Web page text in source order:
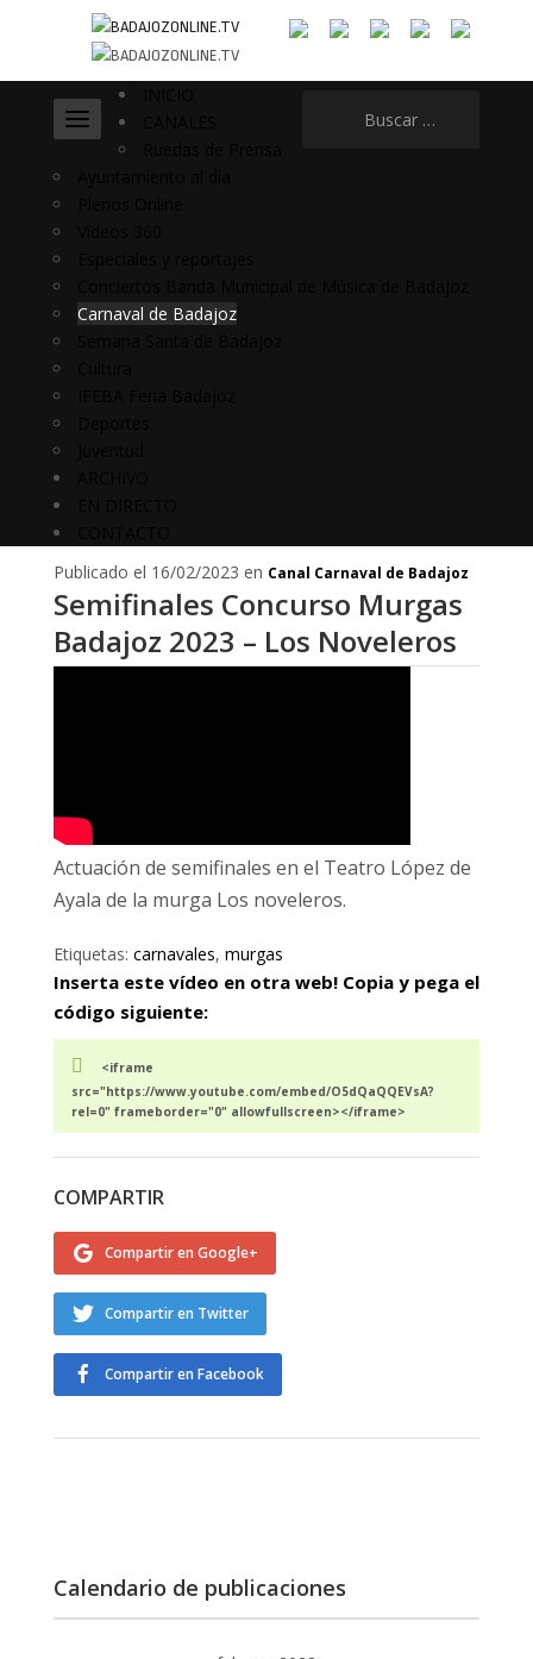
Carnaval de Badajoz
Publicado el 16/02/2023 en Canal Carnaval de Badajoz
Semifinales Concurso Murgas
Badajoz 2023 – Los Noveleros
Actuación de semifinales en el Teatro López de
Ayala de la murga Los noveleros.
Etiquetas: carnavales, murgas
Inserta este vídeo en otra web! Copia y pega el
código siguiente:
<iframe
src="https://www.youtube.com/embed/O5dQaQQEVsA?
rel=0" frameborder="0" allowfullscreen></iframe>
COMPARTIR
Compartir en Google+
Compartir en Twitter
Compartir en Facebook
Calendario de publicaciones